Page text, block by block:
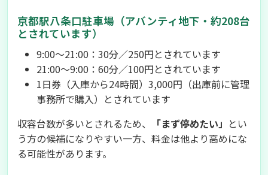
京都駅八条口駐車場（アバンティ地下・約208台
とされています）
9:00〜21:00：30分／250円とされています
21:00〜9:00：60分／100円とされています
1日券（入庫から24時間）3,000円（出庫前に管理
事務所で購入）とされています
収容台数が多いとされるため、
「まず停めたい」 とい
う方の候補になりやすい一方、料金は他より高めにな
る可能性があります。